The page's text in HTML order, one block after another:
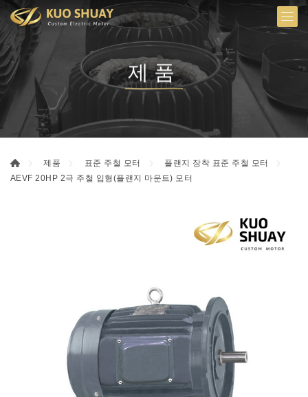
제품
제품 표준 주철 모터
플랜지 장착 표준 주철 모터
AEVF 20HP 2극 주철 입형(플랜지 마운트) 모터